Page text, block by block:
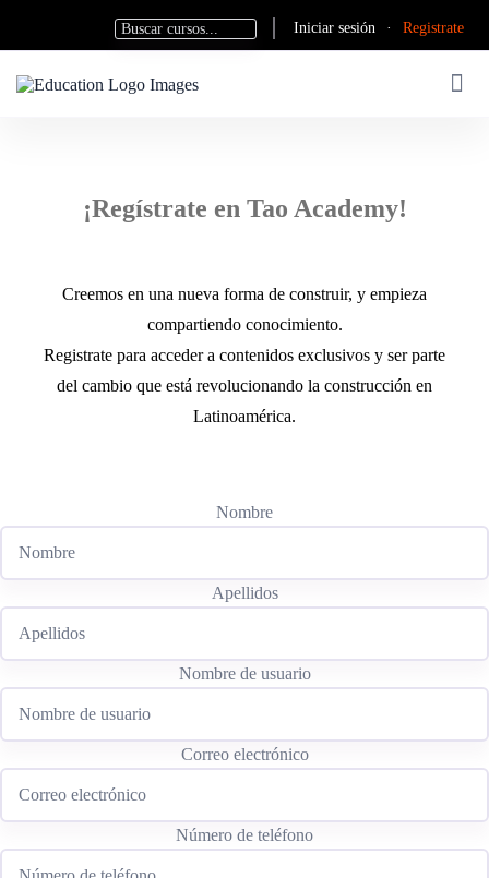
Iniciar sesión · Registrate
¡Regístrate en Tao Academy!
Creemos en una nueva forma de construir, y empieza
compartiendo conocimiento.
Registrate para acceder a contenidos exclusivos y ser parte
del cambio que está revolucionando la construcción en
Latinoamérica.
Nombre
Apellidos
Nombre de usuario
Correo electrónico
Número de teléfono